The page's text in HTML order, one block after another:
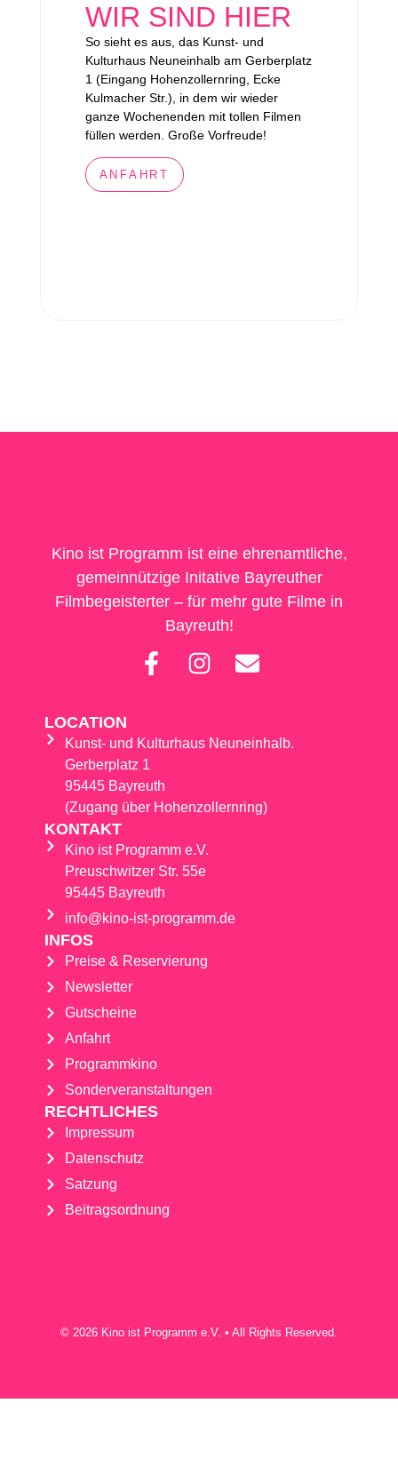
WIR SIND HIER
So sieht es aus, das Kunst- und
Kulturhaus Neuneinhalb am Gerberplatz
1 (Eingang Hohenzollernring, Ecke
Kulmacher Str.), in dem wir wieder
ganze Wochenenden mit tollen Filmen
füllen werden. Große Vorfreude!
ANFAHRT
Kino ist Programm ist eine ehrenamtliche,
gemeinnützige Initative Bayreuther
Filmbegeisterter – für mehr gute Filme in
Bayreuth!
LOCATION
Kunst- und Kulturhaus Neuneinhalb.
Gerberplatz 1
95445 Bayreuth
(Zugang über Hohenzollernring)
KONTAKT
Kino ist Programm e.V.
Preuschwitzer Str. 55e
95445 Bayreuth
info@kino-ist-programm.de
INFOS
Preise & Reservierung
Newsletter
Gutscheine
Anfahrt
Programmkino
Sonderveranstaltungen
RECHTLICHES
Impressum
Datenschutz
Satzung
Beitragsordnung
© 2026 Kino ist Programm e.V. • All Rights Reserved.